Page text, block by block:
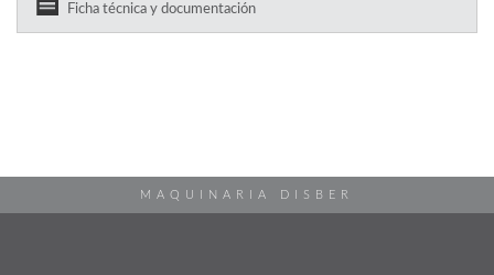
Ficha técnica y documentación
MAQUINARIA DISBER